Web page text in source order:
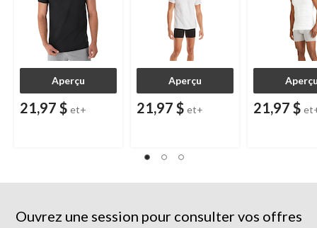
Aperçu
21,97 $ et+
Aperçu
21,97 $ et+ 21,97 $
Ouvrez une session pour consulter vos offres